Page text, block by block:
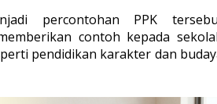
percontohan PPK
contoh kepada
pendidikan karakter dan